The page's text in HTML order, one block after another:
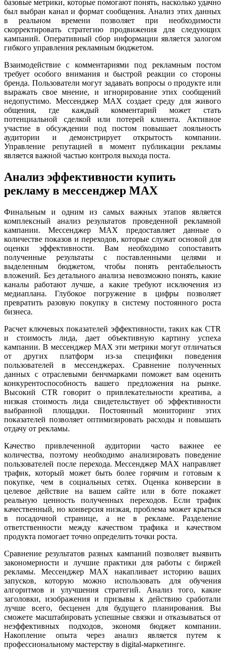
базовые метрики, которые помогают понять, насколько удачно
был выбран канал и формат сообщения. Анализ этих данных
в реальном времени позволяет при необходимости
скорректировать стратегию продвижения для следующих
кампаний. Оперативный сбор информации является залогом
гибкого управления рекламным бюджетом.
Взаимодействие с комментариями под рекламным постом
требует особого внимания и быстрой реакции со стороны
бренда. Пользователи могут задавать вопросы о продукте или
выражать свое мнение, и игнорирование этих сообщений
недопустимо. Мессенджер MAX создает среду для живого
общения, где каждый комментарий может стать
потенциальной сделкой или потерей клиента. Активное
участие в обсуждении под постом повышает лояльность
аудитории и демонстрирует открытость компании.
Управление репутацией в момент публикации рекламы
является важной частью контроля выхода поста.
Анализ эффективности купить
рекламу в мессенджер MAX
Финальным и одним из самых важных этапов является
комплексный анализ результатов проведенной рекламной
кампании. Мессенджер MAX предоставляет данные о
количестве показов и переходов, которые служат основой для
оценки эффективности. Вам необходимо сопоставить
полученные результаты с поставленными целями и
выделенным бюджетом, чтобы понять рентабельность
вложений. Без детального анализа невозможно понять, какие
каналы работают лучше, а какие требуют исключения из
медиаплана. Глубокое погружение в цифры позволяет
превратить разовую покупку в систему постоянного роста
бизнеса.
Расчет ключевых показателей эффективности, таких как CTR
и стоимость лида, дает объективную картину успеха
кампании. В мессенджер MAX эти метрики могут отличаться
от других платформ из-за специфики поведения
пользователей в мессенджерах. Сравнение полученных
данных с отраслевыми бенчмарками поможет вам оценить
конкурентоспособность вашего предложения на рынке.
Высокий CTR говорит о привлекательности креатива, а
низкая стоимость лида свидетельствует об эффективности
выбранной площадки. Постоянный мониторинг этих
показателей позволяет оптимизировать расходы и повышать
отдачу от рекламы.
Качество привлеченной аудитории часто важнее ее
количества, поэтому необходимо анализировать поведение
пользователей после перехода. Мессенджер MAX направляет
трафик, который может быть более горячим и готовым к
покупке, чем в социальных сетях. Оценка конверсии в
целевое действие на вашем сайте или в боте покажет
реальную ценность полученных переходов. Если трафик
качественный, но конверсия низкая, проблема может крыться
в посадочной странице, а не в рекламе. Разделение
ответственности между качеством трафика и качеством
продукта помогает точно определить точки роста.
Сравнение результатов разных кампаний позволяет выявить
закономерности и лучшие практики для работы с биржей
рекламы. Мессенджер MAX накапливает историю ваших
запусков, которую можно использовать для обучения
алгоритмов и улучшения стратегий. Анализ того, какие
заголовки, изображения и призывы к действию сработали
лучше всего, бесценен для будущего планирования. Вы
сможете масштабировать успешные связки и отказываться от
неэффективных подходов, экономя бюджет компании.
Накопление опыта через анализ является путем к
профессиональному мастерству в digital-маркетинге.